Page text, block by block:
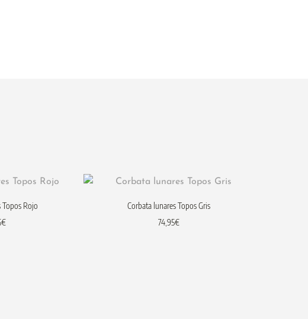
Topos Rojo
€
Corbata lunares Topos Gris
74,95€